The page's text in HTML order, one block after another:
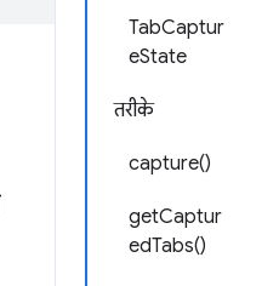
TabCaptur
eState
तरीके
capture()
getCaptur
edTabs()